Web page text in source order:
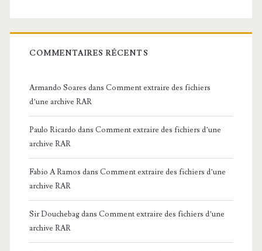
COMMENTAIRES RÉCENTS
Armando Soares dans Comment extraire des fichiers
d’une archive RAR
Paulo Ricardo dans Comment extraire des fichiers d’une
archive RAR
Fabio A Ramos dans Comment extraire des fichiers d’une
archive RAR
Sir Douchebagdans Comment extraire des fichiers d’une
archive RAR